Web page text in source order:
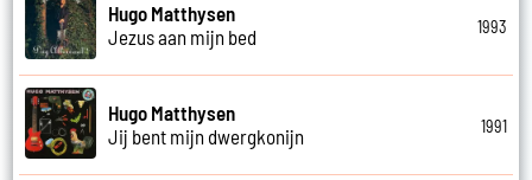
Hugo Matthysen
Jezus aan mijn bed
1993
Hugo Matthysen
Jij bent mijn dwergkonijn
1991